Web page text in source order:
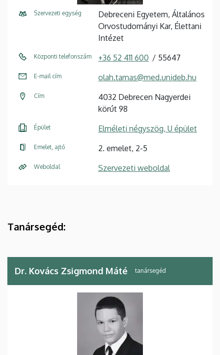
Szervezeti egység
Debreceni Egyetem, Általános
Orvostudományi Kar, Élettani
Intézet
Központi telefonszám +36 52 411 600 55647
E-mail cím olah.tamas@med.unideb.hu
Cím
4032 Debrecen Nagyerdei
körút 98
Épület Elméleti négyszög, U épület
Emelet, ajtó 2. emelet, 2-5
Weboldal Szervezeti weboldal
Tanársegéd:
Dr. Kovács Zsigmond Máté tanársegéd